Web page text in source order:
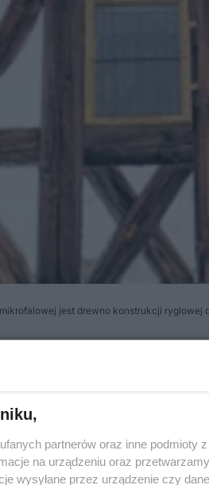
jest drewno konstrukcji ryglowej
drewna
ultrakrótkich, a przestrzeń,
partnerów oraz inne podmioty
na urządzeniu oraz
wysyłane przez urządzenie czy